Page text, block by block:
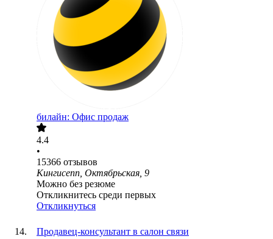
билайн: Офис продаж
4.4
•
15366 отзывов
Кингисепп, Октябрьская, 9
Можно без резюме
Откликнитесь среди первых
Откликнуться
Продавец-консультант в салон связи